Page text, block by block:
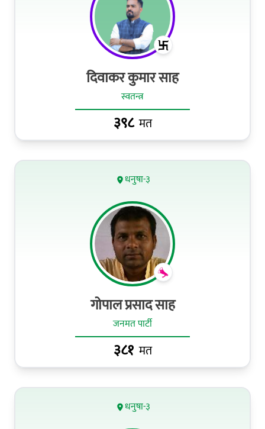
दिवाकर कुमार साह
स्वतन्त्र
३९८मत
धनुषा-३
गोपाल प्रसाद साह
जनमत पार्टी
३८१ मत
धनुषा-३